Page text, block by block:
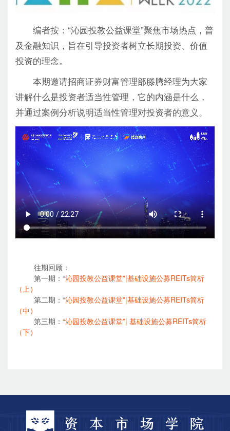
编者按：“沁园投教公益课堂”聚焦市场热点，普
及金融知识，旨在引导投资者树立长期投资、价值
投资的理念。
本期邀请招商证券财富管理部滕腾经理为大家
讲解什么是投资者适当性管理，它的内涵是什么，
并通过案例分析说明适当性管理对投资者的意义。
往期回顾：
第一期： “沁园投教公益课堂”|基础设施公募REITs简析
（上）
第二期： “沁园投教公益课堂”|基础设施公募REITs简析
（中）
第三期： “沁园投教公益课堂”| 基础设施公募REITs简析
（下）